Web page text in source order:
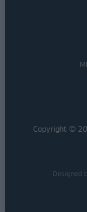
Copyright ©
Designed